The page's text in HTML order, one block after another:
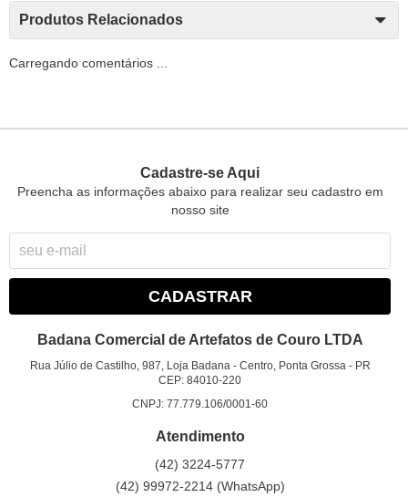
Produtos Relacionados
Carregando comentários ...
Cadastre-se Aqui
Preencha as informações abaixo para realizar seu cadastro em
nosso site
CADASTRAR
Badana Comercial de Artefatos de Couro LTDA
Rua Júlio de Castilho, 987, Loja Badana - Centro, Ponta Grossa - PR
CEP: 84010-220
CNPJ: 77.779.106/0001-60
Atendimento
(42) 3224-5777
(42) 99972-2214 (WhatsApp)